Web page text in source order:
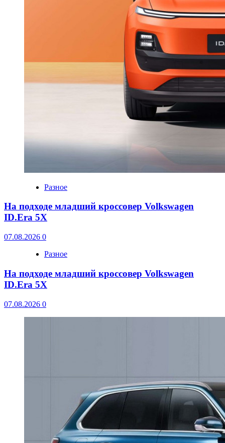
Разное
На подходе младший кроссовер Volkswagen
ID.Era 5X
07.08.2026 0
Разное
На подходе младший кроссовер Volkswagen
ID.Era 5X
07.08.2026 0